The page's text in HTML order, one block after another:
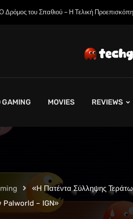
RAM Έχουν Ήδη Εξαντλήσει τη Συνολική
GAMING MOVIES REVIEWS
«Η Πατέντα Σύλληψης
Palworld – IGN»